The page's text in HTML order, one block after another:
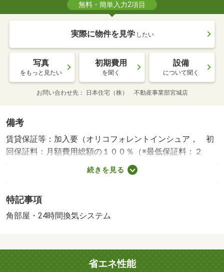
無料・簡単入力2項目
実際に物件を見学 したい
写真
をもっと見たい
初期費用
を聞く
設備
について聞く
お問い合わせ先 日本住宅（株） 不動産事業部宮城店
備考
賃貸保証等：加入要（オリコフォレントインシュア， 初
回保証料：月額費用総額の１００％（※最低保証料：２
０，０００円）月額保証料：月額費用総額の１％）/安心入
居サポート 16500円/インターネット初期設定費 5500円/消
続きを見る
特記事項
角部屋・24時間換気システム
省エネ性能